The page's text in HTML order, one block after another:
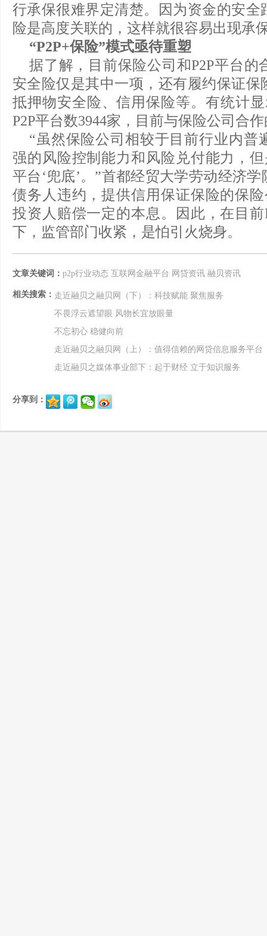
行承保很难界定清楚。因为资金的安全
险是高度关联的，这样就很容易出现承
“P2P+保险”模式亟待重塑
据了解，目前保险公司和P2P平台
安全险仅是其中一项，还有履约保证
抵押物安全险、信用保险等。有统计
P2P平台数3944家，目前与保险公司合
“虽然保险公司相较于目前行业内普
强的风险控制能力和风险兑付能力，
平台‘兜底’。”首都经贸大学劳动经济
债务人违约，提供信用保证保险的保
投资人赔偿一定的本息。因此，在目
下，监管部门收紧，是怕引火烧身。
文章关键词： p2p行业动态 互联网金融平台 网贷资讯 融贝资讯
相关搜索： 走近融贝之融贝网（下）：科技赋能 聚焦服务
不畏浮云遮望眼 风物长宜放眼量
不忘初心 稳健向前
走近融贝之融贝网（上）：值得信赖的网贷信息服务平台
走近融贝之媒体事业部下：起于财经 立于知识服务
分享到：